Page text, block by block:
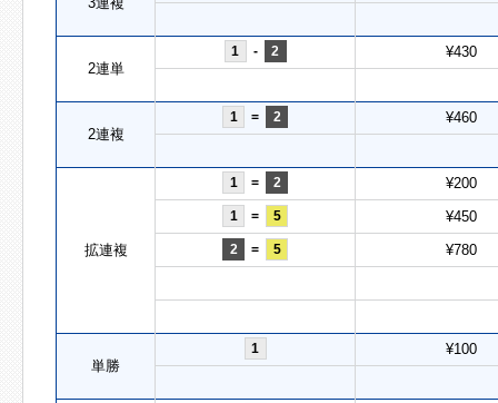
2連単
1 - 2 ¥430
2連複
1 = 2 ¥460
拡連複
1 = 2 ¥200
1 = 5 ¥450
2 = 5 ¥780
単勝
1 ¥100